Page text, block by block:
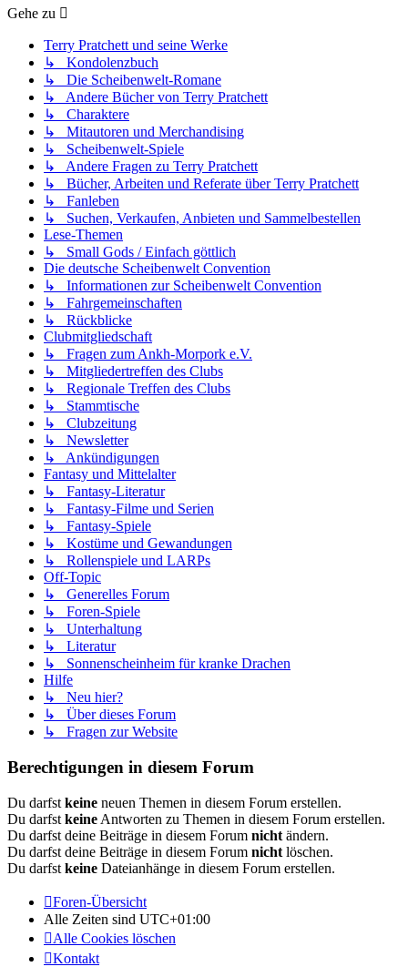
Gehe zu
Terry Pratchett und seine Werke
↳ Kondolenzbuch
↳ Die Scheibenwelt-Romane
↳ Andere Bücher von Terry Pratchett
↳ Charaktere
↳ Mitautoren und Merchandising
↳ Scheibenwelt-Spiele
↳ Andere Fragen zu Terry Pratchett
↳ Bücher, Arbeiten und Referate über Terry Pratchett
↳ Fanleben
↳ Suchen, Verkaufen, Anbieten und Sammelbestellen
Lese-Themen
↳ Small Gods / Einfach göttlich
Die deutsche Scheibenwelt Convention
↳ Informationen zur Scheibenwelt Convention
↳ Fahrgemeinschaften
↳ Rückblicke
Clubmitgliedschaft
↳ Fragen zum Ankh-Morpork e.V.
↳ Mitgliedertreffen des Clubs
↳ Regionale Treffen des Clubs
↳ Stammtische
↳ Clubzeitung
↳ Newsletter
↳ Ankündigungen
Fantasy und Mittelalter
↳ Fantasy-Literatur
↳ Fantasy-Filme und Serien
↳ Fantasy-Spiele
↳ Kostüme und Gewandungen
↳ Rollenspiele und LARPs
Off-Topic
↳ Generelles Forum
↳ Foren-Spiele
↳ Unterhaltung
↳ Literatur
↳ Sonnenscheinheim für kranke Drachen
Hilfe
↳ Neu hier?
↳ Über dieses Forum
↳ Fragen zur Website
Berechtigungen in diesem Forum
Du darfst keine neuen Themen in diesem Forum erstellen.
Du darfst keine Antworten zu Themen in diesem Forum erstellen.
Du darfst deine Beiträge in diesem Forum nicht ändern.
Du darfst deine Beiträge in diesem Forum nicht löschen.
Du darfst keine Dateianhänge in diesem Forum erstellen.
Foren-Übersicht
Alle Zeiten sind UTC+01:00
Alle Cookies löschen
Kontakt